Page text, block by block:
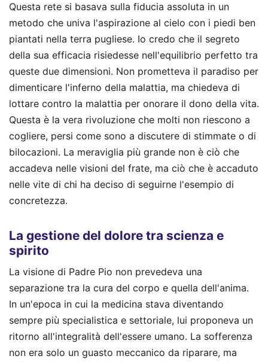
Questa rete si basava sulla fiducia assoluta in un
metodo che univa l'aspirazione al cielo con i piedi ben
piantati nella terra pugliese. Io credo che il segreto
della sua efficacia risiedesse nell'equilibrio perfetto tra
queste due dimensioni. Non prometteva il paradiso per
dimenticare l'inferno della malattia, ma chiedeva di
lottare contro la malattia per onorare il dono della vita.
Questa è la vera rivoluzione che molti non riescono a
cogliere, persi come sono a discutere di stimmate o di
bilocazioni. La meraviglia più grande non è ciò che
accadeva nelle visioni del frate, ma ciò che è accaduto
nelle vite di chi ha deciso di seguirne l'esempio di
concretezza.
La gestione del dolore tra scienza e
spirito
La visione di Padre Pio non prevedeva una
separazione tra la cura del corpo e quella dell'anima.
In un'epoca in cui la medicina stava diventando
sempre più specialistica e settoriale, lui proponeva un
ritorno all'integralità dell'essere umano. La sofferenza
non era solo un guasto meccanico da riparare, ma